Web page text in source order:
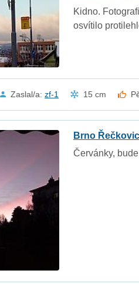
Kidno.
osvítilo
Zaslal/a:zf-1 15 cm
Brno
Červánky,